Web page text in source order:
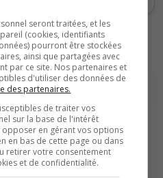
sur ce serveur.
seront traitées, et les
(cookies, identifiants
pourront être stockées
ainsi que partagées avec
par ce site. Nos partenaires et
d'utiliser des données de
des partenaires.
de traiter vos
sur la base de l'intérêt
opposer en gérant vos options
en bas de cette page ou dans
retirer votre consentement
et de confidentialité.